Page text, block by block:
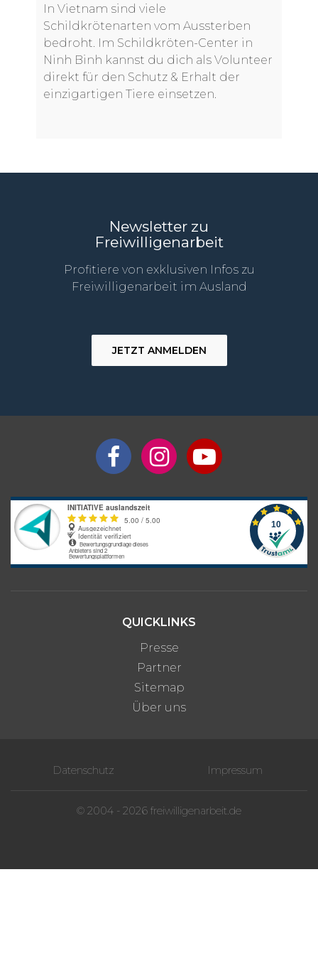
In Vietnam sind viele
Schildkrötenarten vom Aussterben
bedroht. Im Schildkröten-Center in
Ninh Binh kannst du dich als Volunteer
direkt für den Schutz & Erhalt der
einzigartigen Tiere einsetzen.
Newsletter zu
Freiwilligenarbeit
Profitiere von exklusiven Infos zu
Freiwilligenarbeit im Ausland
JETZT ANMELDEN
QUICKLINKS
Presse
Partner
Sitemap
Über uns
Datenschutz Impressum
© 2004 - 2026 freiwilligenarbeit.de